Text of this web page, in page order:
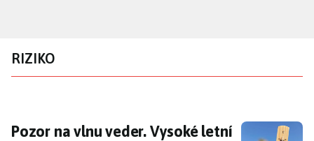
obsahu
RIZIKO
Pozor na vlnu veder. Vysoké letní teploty
Pozor na vlnu veder. Vysoké letní